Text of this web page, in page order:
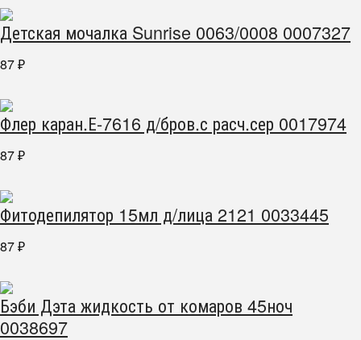
Детская мочалка Sunrise 0063/0008 0007327
87 ₽
Флер каран.Е-7616 д/бров.с расч.сер 0017974
87 ₽
Фитодепилятор 15мл д/лица 2121 0033445
87 ₽
Бэби Дэта жидкость от комаров 45ноч
0038697